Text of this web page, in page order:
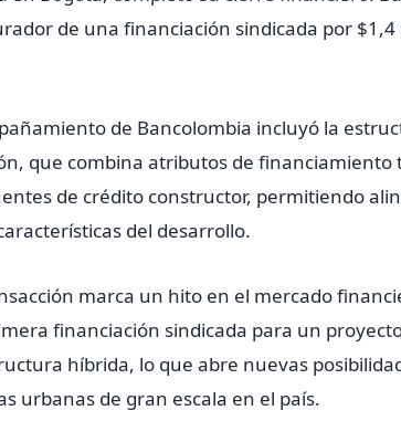
de una financiación sindicada por $1,4
de Bancolombia incluyó la
que combina atributos de financiamiento
de crédito constructor, permitiendo
del desarrollo.
marca un hito en el mercado
financiación sindicada para un
híbrida, lo que abre nuevas
urbanas de gran escala en el país.